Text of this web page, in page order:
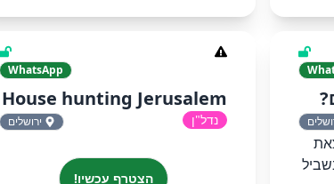
WhatsApp
House hunting Jerusalem
נדל"ן ירושלים
הצטרף עכשיו!